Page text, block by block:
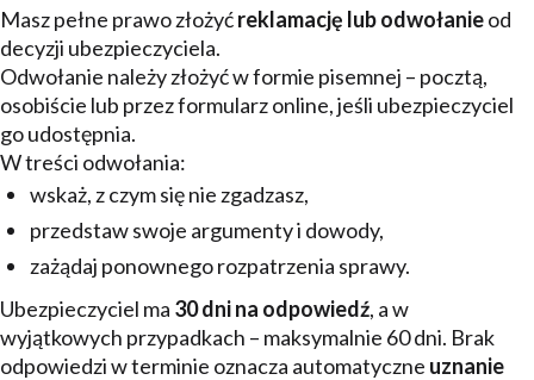
Masz pełne prawo złożyćreklamację lub odwołanieod
decyzji ubezpieczyciela.
Odwołanie należy złożyć w formie pisemnej – pocztą,
osobiście lub przez formularz online, jeśli ubezpieczyciel
go udostępnia.
W treści odwołania:
wskaż, z czym się nie zgadzasz,
przedstaw swoje argumenty i dowody,
zażądaj ponownego rozpatrzenia sprawy.
Ubezpieczyciel ma 30 dni na odpowiedź, a w
wyjątkowych przypadkach – maksymalnie 60 dni. Brak
odpowiedzi w terminie oznacza automatyczne uznanie